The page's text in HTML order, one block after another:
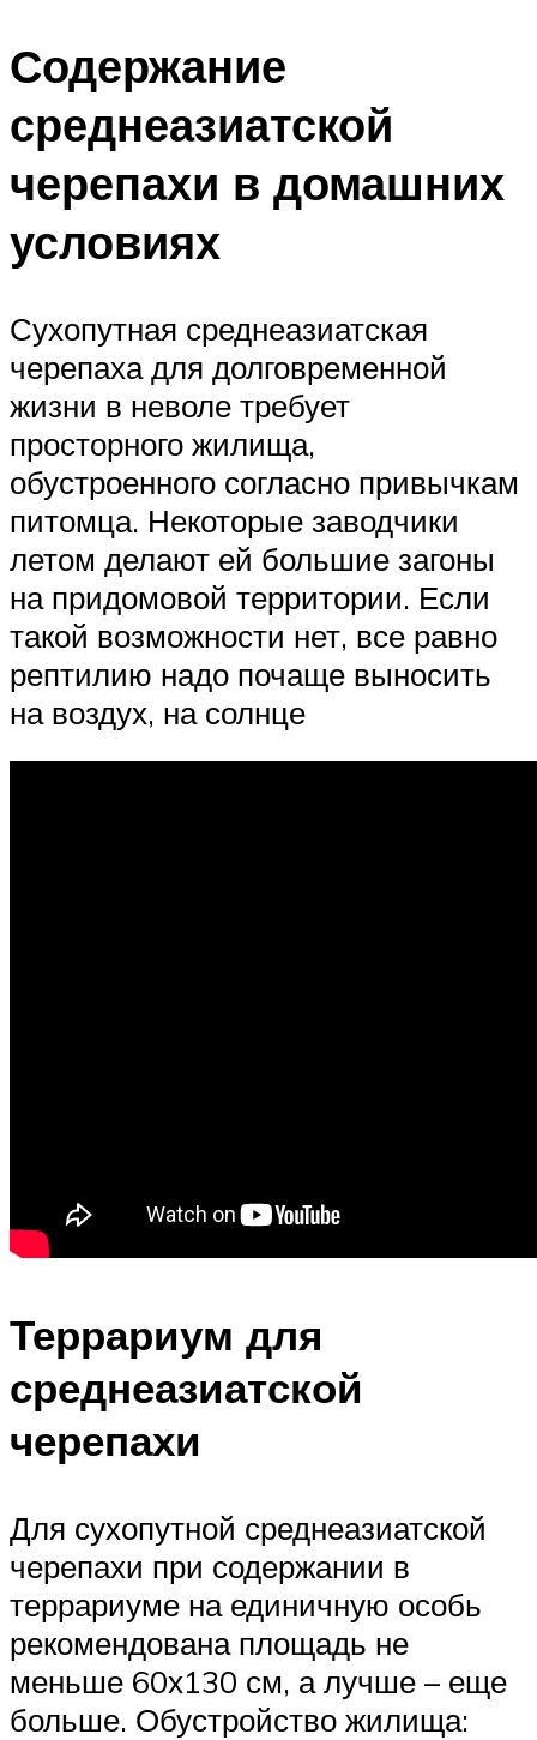
Содержание
среднеазиатской
черепахи в домашних
условиях
Сухопутная среднеазиатская
черепаха для долговременной
жизни в неволе требует
просторного жилища,
обустроенного согласно привычкам
питомца. Некоторые заводчики
летом делают ей большие загоны
на придомовой территории. Если
такой возможности нет, все равно
рептилию надо почаще выносить
на воздух, на солнце
Террариум для
среднеазиатской
черепахи
Для сухопутной среднеазиатской
черепахи при содержании в
террариуме на единичную особь
рекомендована площадь не
меньше 60х130 см, а лучше – еще
больше. Обустройство жилища: